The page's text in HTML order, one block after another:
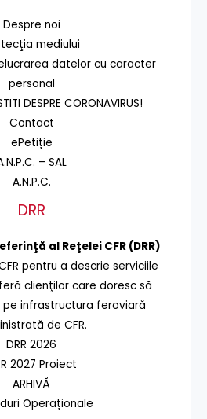
Despre noi
mediului
datelor cu caracter
personal
DESPRE CORONAVIRUS!
Contact
ePetiție
– SAL
A.N.P.C.
DRR
al Reţelei CFR (DRR)
pentru a descrie serviciile
clienţilor care doresc să
infrastructura feroviară
de CFR.
DRR 2026
2027 Proiect
ARHIVĂ
Operaționale